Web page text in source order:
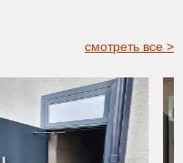
смотреть все >